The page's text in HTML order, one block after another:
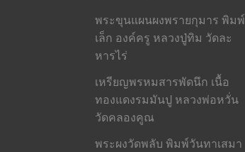
พระขุนแผนผงพรายกุมาร พิมพ์
เล็ก องค์ครู หลวงปู่ทิม วัดละ
หารไร่
เหรียญพรหมสารพัดนึก เนื้อ
ทองแดงรมมันปู หลวงพ่อหวั่น
วัดคลองคูณ
พระผงวัดพลับ พิมพ์วันทาเสมา